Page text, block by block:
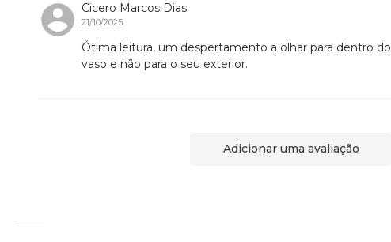
Cicero Marcos Dias
21/10/2025
Ótima leitura, um despertamento a olhar para dentro do
vaso e não para o seu exterior.
Adicionar uma avaliação